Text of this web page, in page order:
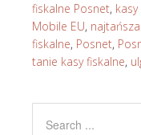
fiskalne Posnet,
Mobile EU,
fiskalne, Posnet,
tanie kasy fiskalne,